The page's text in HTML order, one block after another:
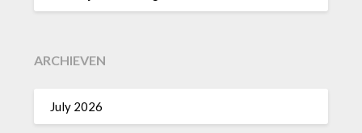
ARCHIEVEN
July 2026